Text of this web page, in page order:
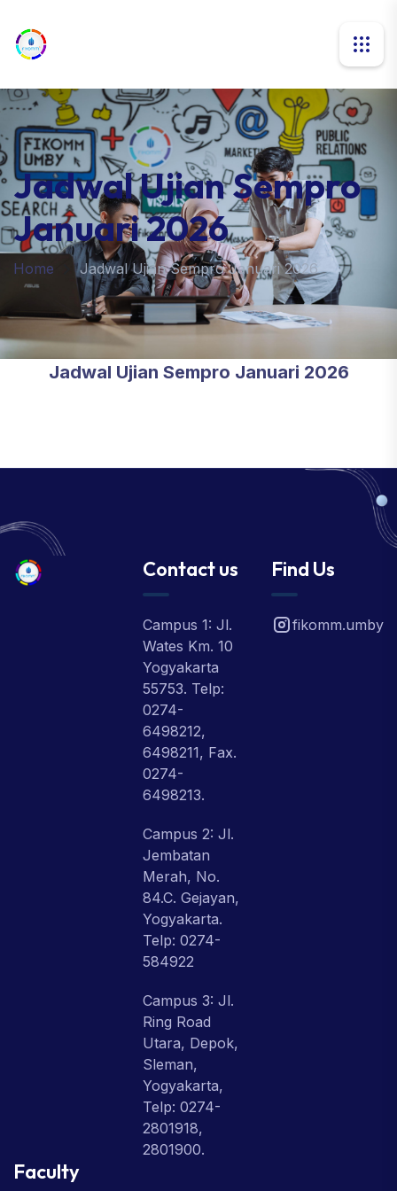
Jadwal Ujian Sempro
Januari 2026
Home Jadwal Ujian Sempro Januari 2026
Jadwal Ujian Sempro Januari 2026
Contact us
Campus 1: Jl.
Wates Km. 10
Yogyakarta
55753. Telp:
0274-
6498212,
6498211, Fax.
0274-
6498213.
Campus 2: Jl.
Jembatan
Merah, No.
84.C. Gejayan,
Yogyakarta.
Telp: 0274-
584922
Campus 3: Jl.
Ring Road
Utara, Depok,
Sleman,
Yogyakarta,
Telp: 0274-
2801918,
2801900.
Find Us
fikomm.umby
Faculty